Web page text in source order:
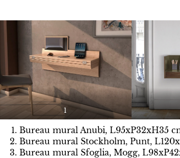
1
Bureau mural Anubi, L95xP32xH35
Bureau mural Stockholm, Punt,
Bureau mural Sfoglia, Mogg,